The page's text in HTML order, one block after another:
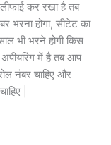
कर रखा है तब
भरना होगा, सीटेट का
भी भरने होगी किस
में है तब आप
नंबर चाहिए और
|